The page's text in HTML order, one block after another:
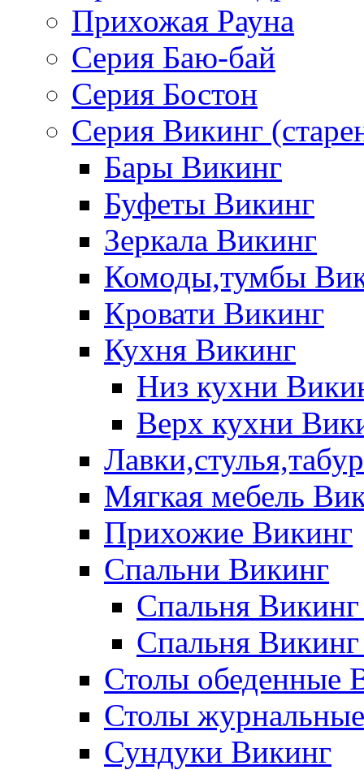
Прихожая Рауна
Серия Баю-бай
Серия Бостон
Серия Викинг
Бары Викинг
Буфеты Викинг
Зеркала Викинг
Комоды,тумбы
Кровати Викинг
Кухня Викинг
Низ кухни
Верх кухни
Мягкая мебель
Прихожие Викинг
Спальни Викинг
Спальня
Спальня
Столы обеденные
Столы
Сундуки Викинг